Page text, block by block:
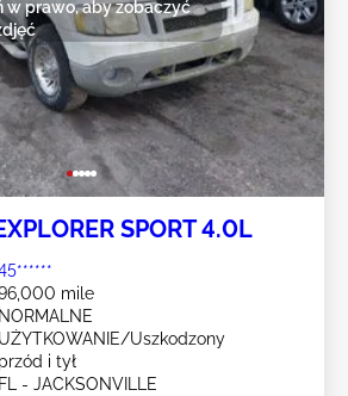
w prawo, aby zobaczyć
SPORT 4.0L
mile
NORMALNE
UŻYTKOWANIE/Uszkodzony
przód i tył
FL - JACKSONVILLE